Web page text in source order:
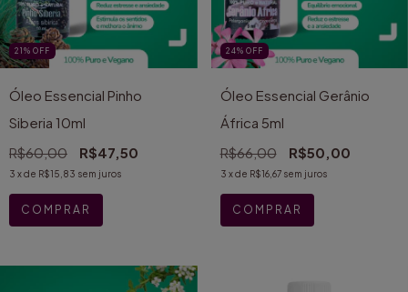
21 % OFF
Óleo Essencial Pinho
Siberia 10ml
R$60,00
R$47,50
3 x de R$15,83 sem juros
24% OFF
Óleo Essencial Gerânio
África 5ml
R$66,00
R$50,00
3 x de R$16,67 sem juros